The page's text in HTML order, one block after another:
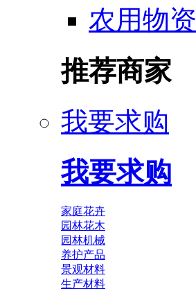
农用物资
推荐商家
我要求购
我要求购
家庭花卉
园林花木
园林机械
养护产品
景观材料
生产材料